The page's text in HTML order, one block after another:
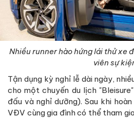
Nhiều runner hào hứng lái thử xe
viên sự
Tận dụng kỳ nghỉ lễ dài ngày,
cho một chuyến du lịch
đấu và nghỉ dưỡng). Sau khi
VĐV cùng gia đình có thể tham